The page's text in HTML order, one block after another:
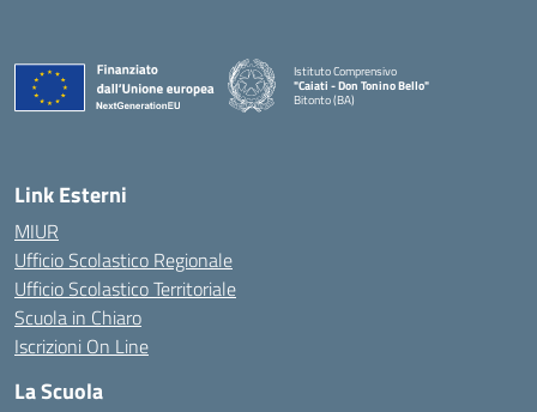
Istituto Comprensivo
"Caiati - Don Tonino Bello"
Bitonto (BA)
Link Esterni
MIUR
Ufficio Scolastico Regionale
Ufficio Scolastico Territoriale
Scuola in Chiaro
Iscrizioni On Line
La Scuola